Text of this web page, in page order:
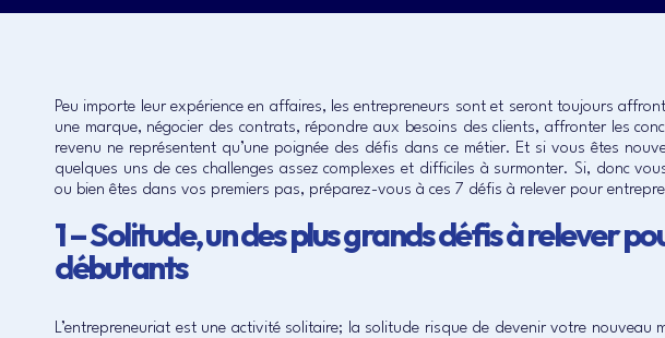
Peu importe leur expérience en affaires, les entrepreneurs sont et seront toujours
une marque, négocier des contrats, répondre aux besoins des clients, affronter les
revenu ne représentent qu’une poignée des défis dans ce métier. Et si vous êtes
quelques uns de ces challenges assez complexes et difficiles à surmonter. Si, donc
ou bien êtes dans vos premiers pas, préparez-vous à ces 7 défis à relever pour
1 – Solitude, un des plus grands défis à relever
débutants
L’entrepreneuriat est une activité solitaire; la solitude risque de devenir votre nouveau